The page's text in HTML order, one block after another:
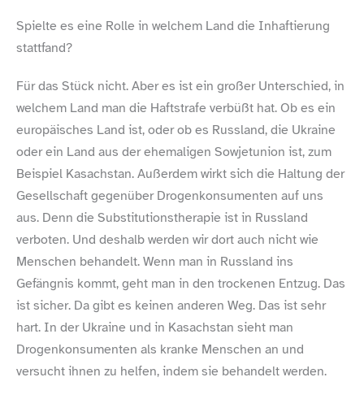
Spielte es eine Rolle in welchem Land die Inhaftierung
stattfand?
Für das Stück nicht. Aber es ist ein großer Unterschied, in
welchem Land man die Haftstrafe verbüßt hat. Ob es ein
euro­päisches Land ist, oder ob es Russland, die Ukraine
oder ein Land aus der ehemaligen Sowjetunion ist, zum
Beispiel Kasachstan. Außerdem wirkt sich die Haltung der
Gesellschaft gegenüber Drogen­konsumenten auf uns
aus. Denn die Substitutionstherapie ist in Russland
verboten. Und deshalb werden wir dort auch nicht wie
Menschen behandelt. Wenn man in Russland ins
Gefängnis kommt, geht man in den trockenen Entzug. Das
ist sicher. Da gibt es keinen anderen Weg. Das ist sehr
hart. In der Ukraine und in Kasachstan sieht man
Drogenkonsumenten als kranke Menschen an und
versucht ihnen zu helfen, indem sie behandelt werden.